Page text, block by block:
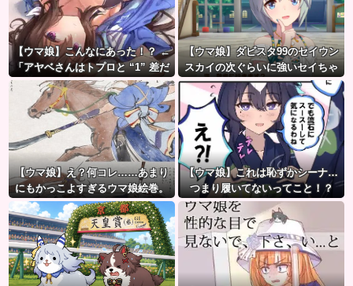
【ウマ娘】こんなにあった！？ ←
「アヤベさんはトプロと “1” 差だ
ぞ」
【ウマ娘】ダビスタ99のセイウン
スカイの次ぐらいに強いセイちゃ
ん。
【ウマ娘】え？何コレ……あまり
にもかっこよすぎるウマ娘絵巻。
【ウマ娘】これは恥ずかシーナ…
つまり履いてないってこと！？